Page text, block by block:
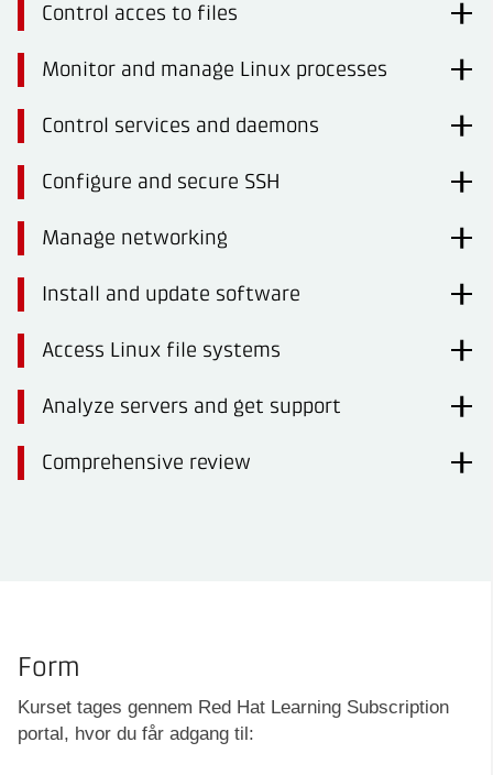
Control acces to files
Monitor and manage Linux processes
Control services and daemons
Configure and secure SSH
Manage networking
Install and update software
Access Linux file systems
Analyze servers and get support
Comprehensive review
Form
Kurset tages gennem Red Hat Learning Subscription
portal, hvor du får adgang til: